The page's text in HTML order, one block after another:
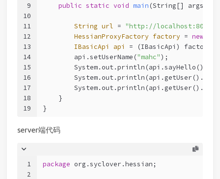
9
10
11
12
13
14
15
16
17
18
19
public static void main (String[] args)
String url = "http://localhost:8080/
HessianProxyFactory factory = new
IBasicApi
api = (IBasicApi)
        api.setUserName(
"mahc");
        System.out.println(api.sayHello());
    }
}
server端代码
1
2
package org.syclover.hessian;